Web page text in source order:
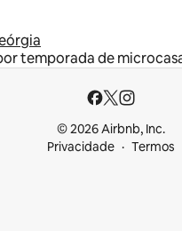
temporada de
© 2026 Airbnb, Inc.
Privacidade
Termos